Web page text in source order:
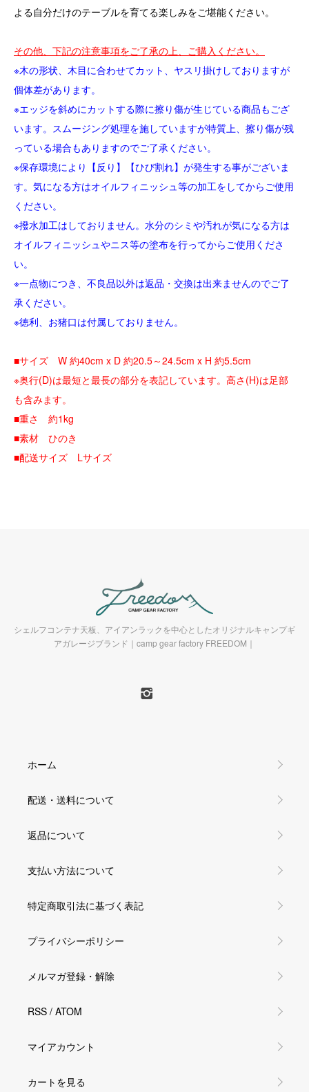
よる自分だけのテーブルを育てる楽しみをご堪能ください。
その他、下記の注意事項をご了承の上、ご購入ください。
※木の形状、木目に合わせてカット、ヤスリ掛けしておりますが
個体差があります。
※エッジを斜めにカットする際に擦り傷が生じている商品もござ
います。スムージング処理を施していますが特質上、擦り傷が残
っている場合もありますのでご了承ください。
※保存環境により【反り】【ひび割れ】が発生する事がございま
す。気になる方はオイルフィニッシュ等の加工をしてからご使用
ください。
※撥水加工はしておりません。水分のシミや汚れが気になる方は
オイルフィニッシュやニス等の塗布を行ってからご使用くださ
い。
※一点物につき、不良品以外は返品・交換は出来ませんのでご了
承ください。
※徳利、お猪口は付属しておりません。
■サイズ W 約40cm x D 約20.5～24.5cm x H 約5.5cm
※奥行(D)は最短と最長の部分を表記しています。高さ(H)は足部
も含みます。
■重さ 約1kg
■素材 ひのき
■配送サイズ Lサイズ
シェルフコンテナ天板、アイアンラックを中心としたオリジナルキャンプギ
アガレージブランド｜camp gear factory FREEDOM｜
ホーム
配送・送料について
返品について
支払い方法について
特定商取引法に基づく表記
プライバシーポリシー
メルマガ登録・解除
RSS / ATOM
マイアカウント
カートを見る